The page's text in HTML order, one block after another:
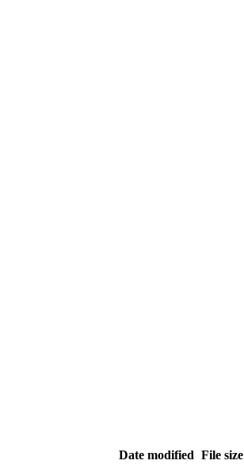
Date modified File size